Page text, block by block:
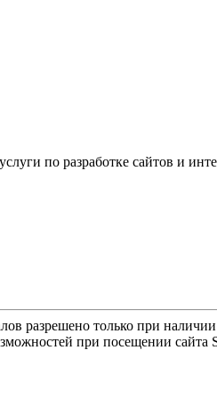
по разработке сайтов и
разрешено только при
при посещении сайта